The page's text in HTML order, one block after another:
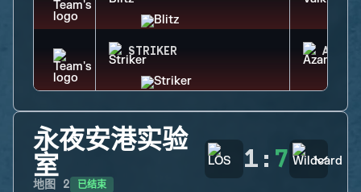
STRIKER AZAMI
永夜安港实验
室
地图 2 已结束
1 : 7